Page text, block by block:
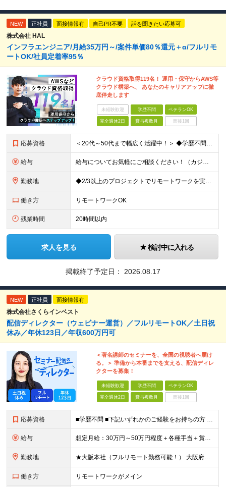
NEW 正社員 面接情報有 自己PR不要 話を聞きたい応募可
株式会社 HAL
インフラエンジニア/月給35万円～/案件単価80％還元＋α/フルリモ
ートOK/社員定着率95％
クラウド資格取得119名！ 運用・保守からAWS等
クラウド構築へ、 あなたのキャリアアップに徹
底伴走します
未経験歓迎 学歴不問 ベテランOK
完全週休2日 賞与複数月 面接1回
応募資格 ＜20代～50代まで幅広く活躍中！＞ ◆学歴不問 ◆何らかのインフラ関連の実務経験 ★経験年数不問/運用監視レベルも歓迎 ＜こんな方は大歓迎！＞ ◎今の収入に不満がある ◎もっと上流の案件で活躍した
給与 給与についてお気軽にご相談ください！（カジュアル面談可能） 月給35万円～＋各種手当＋賞与2回 ※固定残業代は、時間外労働の有無に関わらず40時間分を87,500円～支給 ※超過分は別途支給 ※試用
勤務地 ◆2/3以上のプロジェクトでリモートワークを実施中！ ≪自社拠点≫ ・東京本社／東京都千代田区丸の内二丁目6番1号 丸の内パークビルディング6階 ・関西支社／⼤阪府⼤阪市中央区安⼟町2-3-13 ⼤
働き方 リモートワークOK
残業時間 20時間以内
求人を見る 検討中に入れる
掲載終了予定日： 2026.08.17
NEW 正社員 面接情報有
株式会社さくらインベスト
配信ディレクター（ウェビナー運営）／フルリモートOK／土日祝
休み／年休123日／年収600万円可
＜著名講師のセミナーを、全国の視聴者へ届け
る。＞ 準備から本番までを支える、配信ディレ
クターを募集！
未経験歓迎 学歴不問 ベテランOK
完全週休2日 賞与複数月 面接1回
応募資格 ■学歴不問 ■下記いずれかのご経験をお持ちの方 ・配信業務の実務経験（OBS運用など） ・Web番組、動画、TV、ウェビナー等のディレクション経験 ・何らかの企画運営経験をお持ちの方 （Premier
給与 想定月給：30万円～50万円程度＋各種手当＋賞与年2回 ※想定年収：400万円～600万円 ※経験・能力等考慮の上、規定により優遇 ※上記月給には固定残業代を含みます。固定残業代は、時間外労働の有無に
勤務地 ★大阪本社（フルリモート勤務可能！） 大阪府大阪市北区梅田2丁目5番6号 桜橋八千代ビル9階 ★新オフィスへ移転予定！駅直結ビルです♪ （移転後の住所） 大阪府大阪市中央区安土町3丁目5-13 本町ガ
働き方 リモートワークがメイン